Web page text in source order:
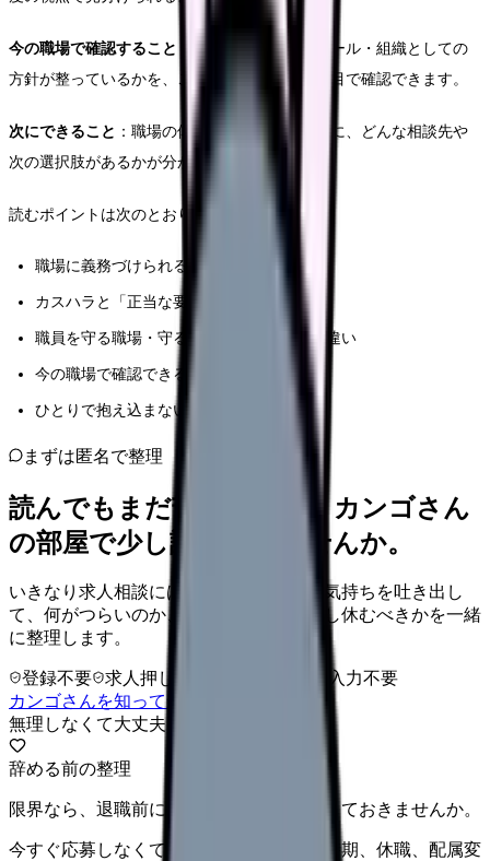
今の職場で確認すること
：相談窓口・記録のルール・組織としての
方針が整っているかを、この記事のチェック項目で確認できます。
次にできること ：職場の体制に不安が残る場合に、どんな相談先や
次の選択肢があるかが分かります。
読むポイントは次のとおりです。
職場に義務づけられる対応とは何か
カスハラと「正当な要望」はどう違うのか
職員を守る職場・守る仕組みが弱い職場の違い
今の職場で確認できること
ひとりで抱え込まないための相談先
まずは匿名で整理
読んでもまだ苦しいなら、カンゴさん
の部屋で少し話してみませんか。
いきなり求人相談には進みません。今の気持ちを吐き出し
て、何がつらいのか、辞めるべきか、少し休むべきかを一緒
に整理します。
登録不要 求人押し売りなし
病院名は入力不要
カンゴさんを知ってから相談する
無理しなくて大丈夫
辞める前の整理
限界なら、退職前に次の逃げ道だけ確保しておきませんか。
今すぐ応募しなくても大丈夫です。退職時期、休職、配属変